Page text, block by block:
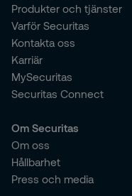
Produkter och tjänster
Varför Securitas
Kontakta oss
Karriär
MySecuritas
Securitas Connect
Om Securitas
Om oss
Hållbarhet
Press och media